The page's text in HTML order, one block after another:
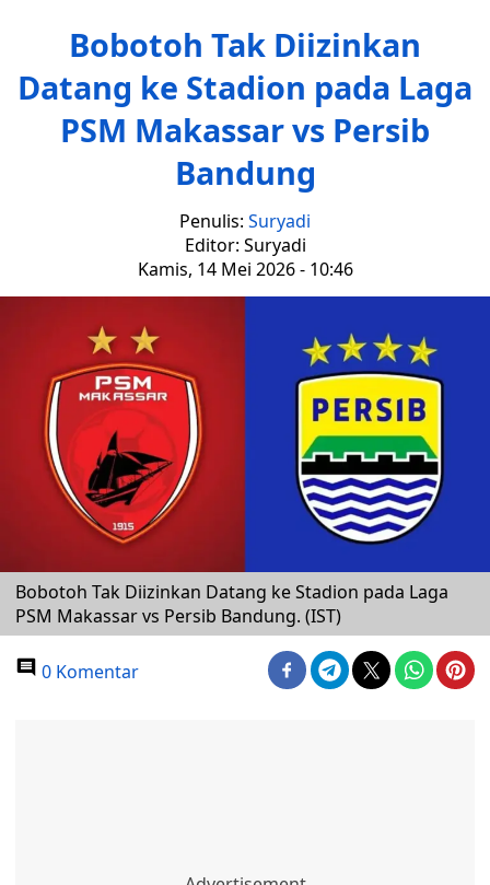
Bobotoh Tak Diizinkan
Datang ke Stadion pada Laga
PSM Makassar vs Persib
Bandung
Penulis: Suryadi
Editor: Suryadi
Kamis, 14 Mei 2026 - 10:46
Bobotoh Tak Diizinkan Datang ke Stadion pada Laga
PSM Makassar vs Persib Bandung. (IST)
0 Komentar